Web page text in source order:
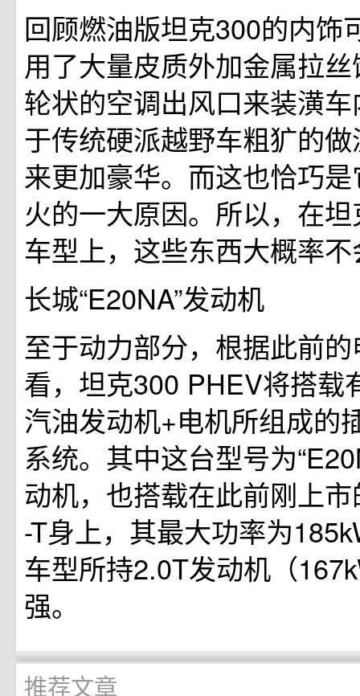
回顾燃油版坦克300的内饰
用了大量皮质外加金属拉
轮状的空调出风口来装潢
于传统硬派越野车粗犷的
来更加豪华。而这也恰巧
火的一大原因。所以，在
车型上，这些东西大概率
长城“E20NA”发动机
至于动力部分，根据此前
看，坦克300 PHEV将搭载
汽油发动机+电机所组成的
系统。其中这台型号为
动机，也搭载在此前刚上
-T身上，其最大功率为
车型所持2.0T发动机（
强。
推荐文章